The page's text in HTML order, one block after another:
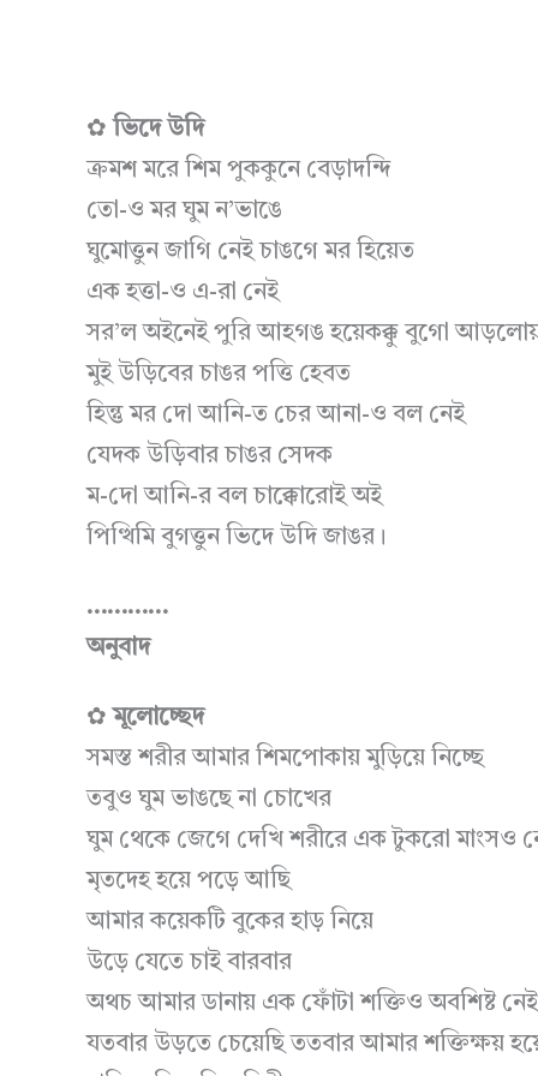
✿ ভিদে উদি
ক্রমশ মরে শিম পুককুনে বেড়াদন্দি
তো-ও মর ঘুম ন’ভাঙে
ঘুমোত্তুন জাগি নেই চাঙগে মর হিয়েত
এক হত্তা-ও এ-রা নেই
সর’ল অইনেই পুরি আহগঙ হয়েকক্কু বুগো
মুই উড়িবের চাঙর পত্তি হেবত
হিন্তু মর দো আনি-ত চের আনা-ও বল নেই
যেদক উড়িবার চাঙর সেদক
ম-দো আনি-র বল চাক্কোরোই অই
পিত্থিমি বুগত্তুন ভিদে উদি জাঙর।
…………
অনুবাদ
✿ মূলোচ্ছেদ
সমস্ত শরীর আমার শিমপোকায় মুড়িয়ে নিচ্ছে
তবুও ঘুম ভাঙছে না চোখের
ঘুম থেকে জেগে দেখি শরীরে এক টুকরো মাংসও
মৃতদেহ হয়ে পড়ে আছি
আমার কয়েকটি বুকের হাড় নিয়ে
উড়ে যেতে চাই বারবার
অথচ আমার ডানায় এক ফোঁটা শক্তিও অবশিষ্ট নেই
যতবার উড়তে চেয়েছি ততবার আমার শক্তিক্ষয়